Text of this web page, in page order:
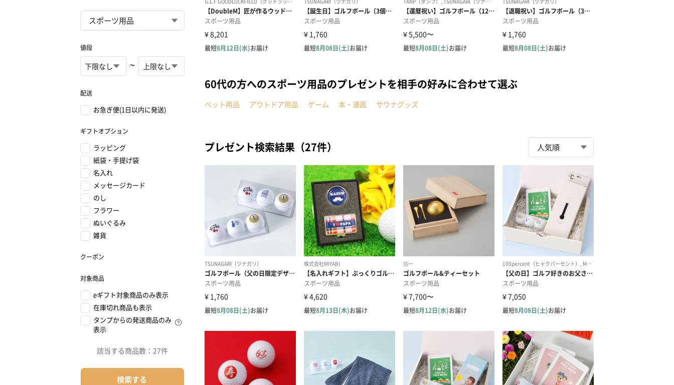
値段
~
配送
お急ぎ便(1日以内に発送)
ギフトオプション
ラッピング
紙袋・手提げ袋
名入れ
メッセージカード
のし
フラワー
ぬいぐるみ
雑貨
クーポン
対象商品
eギフト対象商品のみ表示
在庫切れ商品も表示
タンプからの発送商品のみ
表示
該当する商品数： 27件
検索する
60代の方へのスポーツ用品のプレゼントを相手の好みに合わせて選ぶ
ペット用品 アウトドア用品 ゲーム 本・漫画 サウナグッズ
プレゼント検索結果（27件）